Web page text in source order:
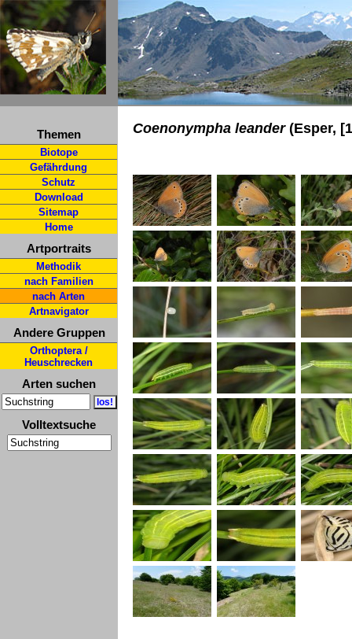
Themen
Biotope
Gefährdung
Schutz
Download
Sitemap
Home
Artportraits
Methodik
nach Familien
nach Arten
Artnavigator
Andere Gruppen
Orthoptera /
Heuschrecken
Arten suchen
Volltextsuche
Coenonympha leander(Esper,